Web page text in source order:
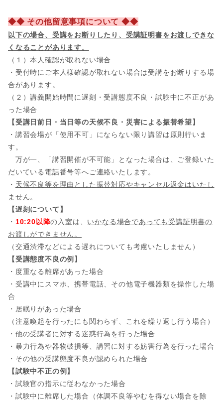
◆◆ その他留意事項について ◆◆
以下の場合、 受講をお断りしたり、受講証明書をお渡しできな
くなることがあります。
（１）本人確認が取れない場合
・受付時にご本人様確認が取れない場合は受講をお断りする場
合があります。
（２）講義開始時間に遅刻・受講態度不良・試験中に不正があ
った場合
【受講日前日・当日等の天候不良・災害による振替希望】
・講習会場が「使用不可」にならない限り講習は原則行いま
す。
万が一、「講習開催が不可能」となった場合は、ご登録いた
だいている電話番号等へご連絡いたします。
・ 天候不良等を理由とした振替対応やキャンセル返金はいたし
ません。
【遅刻について】
・ 10:20以降の入室は、 いかなる場合であっても受講証明書の
お渡しができません。
（交通渋滞などによる遅れについても考慮いたしません）
【受講態度不良の例】
・度重なる離席があった場合
・受講中にスマホ、携帯電話、その他電子機器類を操作した場
合
・居眠りがあった場合
（注意喚起を行ったにも関わらず、これを繰り返し行う場合）
・他の受講者に対する迷惑行為を行った場合
・暴力行為や器物破損等、講習に対する妨害行為を行った場合
・その他の受講態度不良が認められた場合
【試験中不正の例】
・試験官の指示に従わなかった場合
・試験中に離席した場合（体調不良等やむを得ない場合を除